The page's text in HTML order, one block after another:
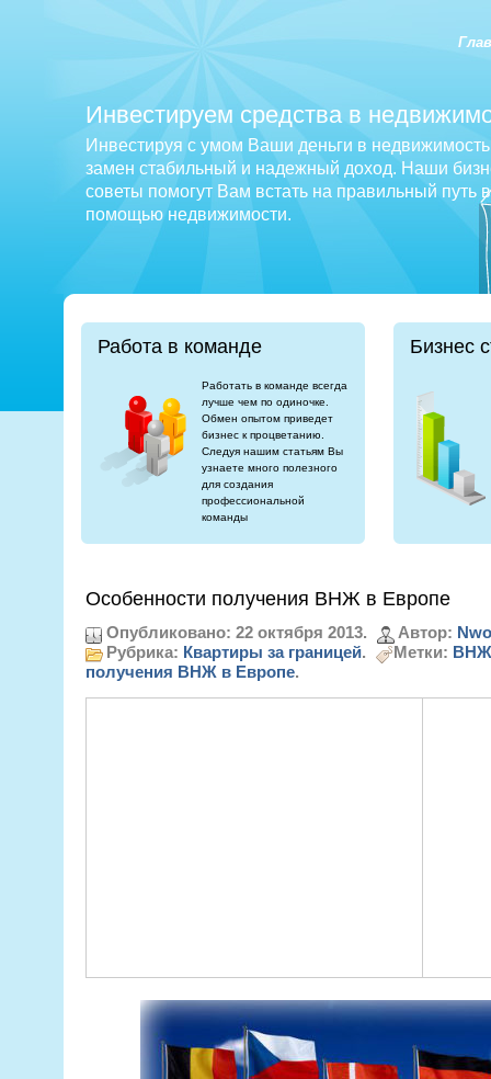
Инвестируем средства в
Инвестируя с умом Ваши деньги в
замен стабильный и надежный доход. Наши
советы помогут Вам встать на правильный путь
помощью недвижимости.
Работа в команде
Работать в команде всегда
лучше чем по одиночке.
Обмен опытом приведет
бизнес к процветанию.
Следуя нашим статьям Вы
узнаете много полезного
для создания
профессиональной
команды
Бизнес
Особенности получения ВНЖ в Европе
Опубликовано: 22 октября 2013. Автор:
Рубрика: Квартиры за границей. Метки: ВНЖ
получения ВНЖ в Европе.